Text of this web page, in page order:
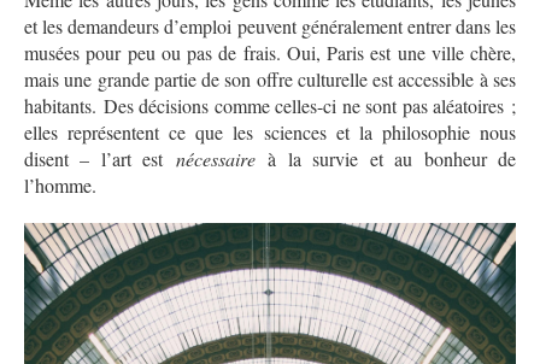
et les demandeurs d’emploi peuvent généralement entrer dans les
musées pour peu ou pas de frais. Oui, Paris est une ville chère,
mais une grande partie de son offre culturelle est accessible à ses
habitants. Des décisions comme celles-ci ne sont pas aléatoires ;
elles représentent ce que les sciences et la philosophie nous
disent – l’art est nécessaireà la survie et au bonheur de
l’homme.